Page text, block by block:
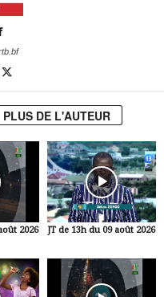
PLUS DE L'AUTEUR
2026 JT de 13h du 09 août 2026